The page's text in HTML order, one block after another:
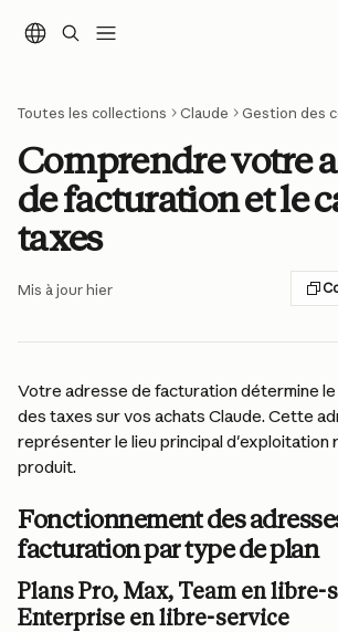
Toutes les collections Claude Gestion des
Comprendre votre
de facturation et le
taxes
Mis à jour hier
Votre adresse de facturation détermine le
des taxes sur vos achats Claude. Cette
représenter le lieu principal d'exploitation
produit.
Fonctionnement des
facturation par type de plan
Plans Pro, Max, Team en libre-
Enterprise en libre-service